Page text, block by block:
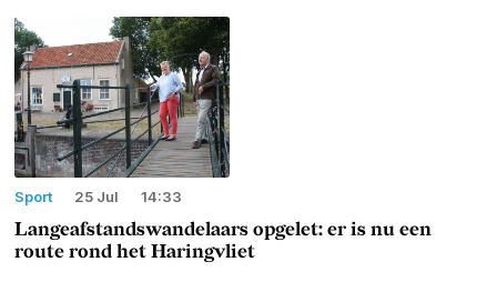
Sport 25 Jul 14:33
Langeafstandswandelaars opgelet: er is nu een
route rond het Haringvliet